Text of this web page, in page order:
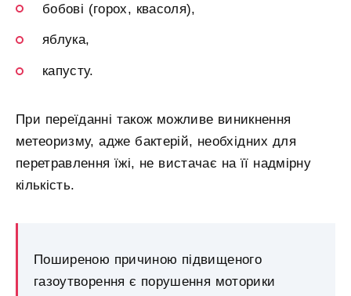
бобові (горох, квасоля),
яблука,
капусту.
При переїданні також можливе виникнення
метеоризму, адже бактерій, необхідних для
перетравлення їжі, не вистачає на її надмірну
кількість.
Поширеною причиною підвищеного
газоутворення є порушення моторики